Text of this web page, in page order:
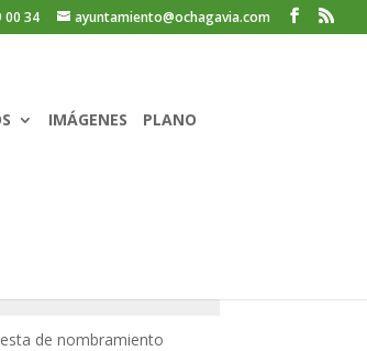
00 34 ayuntamiento@ochagavia.com
IMÁGENES PLANO
de nombramiento